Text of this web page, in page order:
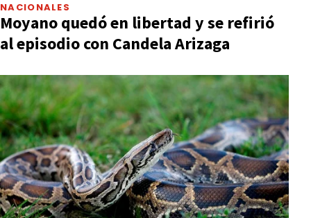
NACIONALES
Moyano quedó en libertad y se refirió
al episodio con Candela Arizaga